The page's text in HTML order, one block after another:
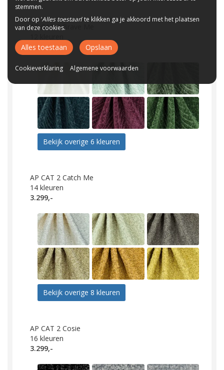
AP CAT 2 Brave Me
3.299,-
Bekijk overige 6 kleuren
AP CAT 2 Catch Me
14 kleuren
3.299,-
Bekijk overige 8 kleuren
AP CAT 2 Cosie
16 kleuren
3.299,-
stemmen.
Door op ‘Alles toestaan’ te klikken ga je akkoord met het plaatsen
van deze cookies.
Alles toestaan Opslaan
Cookieverklaring Algemene voorwaarden